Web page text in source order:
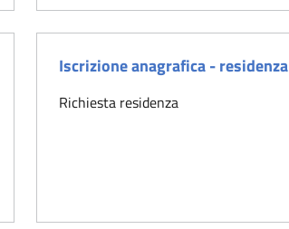
Iscrizione anagrafica - residenza
Richiesta residenza